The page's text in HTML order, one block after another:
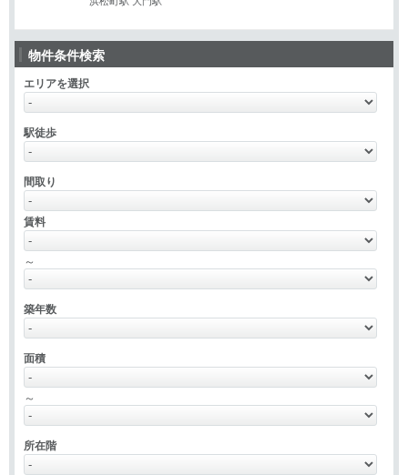
物件条件検索
エリアを選択
駅徒歩
間取り
賃料
～
築年数
面積
～
所在階